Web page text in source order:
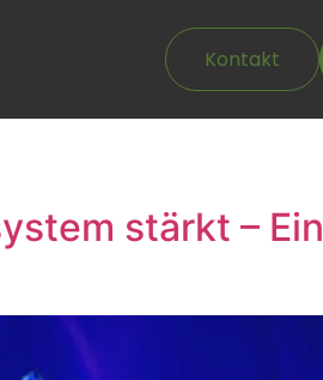
Kontakt
stärkt – Ein